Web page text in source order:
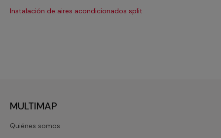
Instalación de aires acondicionados split
MULTIMAP
Quiénes somos